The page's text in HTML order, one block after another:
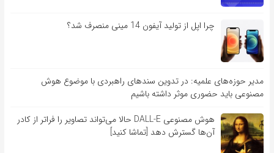
چرا اپل از تولید آیفون 14 مینی منصرف شد؟
مدیر حوزه‌های علمیه: در تدوین سندهای راهبردی با موضوع هوش
مصنوعی باید حضوری موثر داشته باشیم
هوش مصنوعی DALL-E حالا می‌تواند تصاویر را فراتر از کادر
آن‌ها گسترش دهد [تماشا کنید]